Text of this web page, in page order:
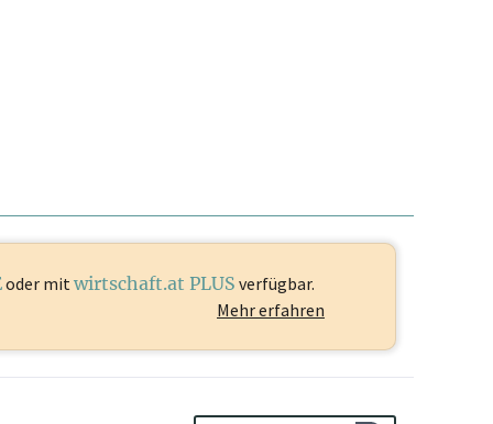
oder mit wirtschaft.at PLUS verfügbar.
Mehr erfahren